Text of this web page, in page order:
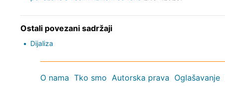
Ostali povezani sadržaji
Dijaliza
O nama Tko smo Autorska prava Oglašavanje